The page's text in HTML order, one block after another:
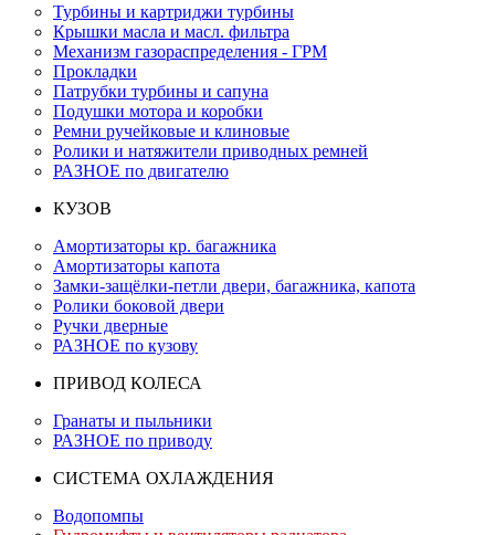
Турбины и картриджи турбины
Крышки масла и масл. фильтра
Механизм газораспределения - ГРМ
Прокладки
Патрубки турбины и сапуна
Подушки мотора и коробки
Ремни ручейковые и клиновые
Ролики и натяжители приводных ремней
РАЗНОЕ по двигателю
КУЗОВ
Амортизаторы кр. багажника
Амортизаторы капота
Замки-защёлки-петли двери, багажника, капота
Ролики боковой двери
Ручки дверные
РАЗНОЕ по кузову
ПРИВОД КОЛЕСА
Гранаты и пыльники
РАЗНОЕ по приводу
СИСТЕМА ОХЛАЖДЕНИЯ
Водопомпы